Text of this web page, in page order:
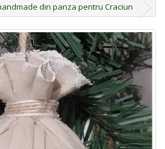
din panza pentru Craciun